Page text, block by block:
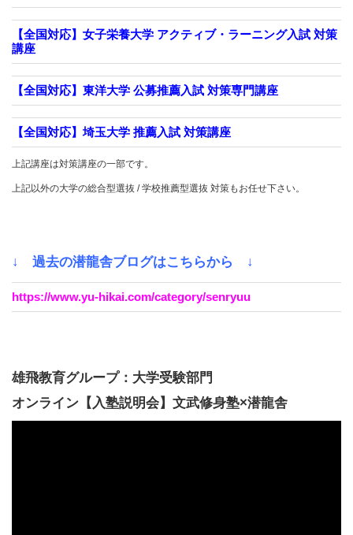
【全国対応】女子栄養大学 アクティブ・ラーニング入試 対策
講座
【全国対応】東洋大学 公募推薦入試 対策専門講座
【全国対応】埼玉大学 推薦入試 対策講座
上記講座は対策講座の一部です。
上記以外の大学の総合型選抜 / 学校推薦型選抜 対策もお任せ下さい。
↓ 過去の潜龍舎ブログはこちらから ↓
https://www.yu-hikai.com/category/senryuu
雄飛教育グループ：大学受験部門
オンライン【入塾説明会】文武修身塾×潜龍舎